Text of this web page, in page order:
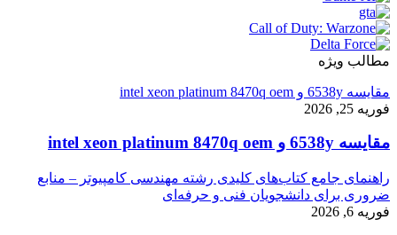
مطالب ویژه
مقایسه 6538y و intel xeon platinum 8470q oem
فوریه 25, 2026
مقایسه 6538y و intel xeon platinum 8470q oem
راهنمای جامع کتاب‌های کلیدی رشته مهندسی کامپیوتر – منابع
ضروری برای دانشجویان فنی و حرفه‌ای
فوریه 6, 2026